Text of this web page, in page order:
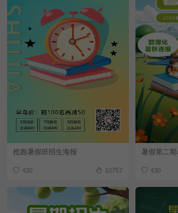
抢跑暑假班招生海报
430 10757 430